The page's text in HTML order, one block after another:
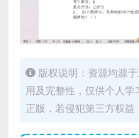
版权说明：资源均源
用及完整性，仅供个人
正版，若侵犯第三方权益